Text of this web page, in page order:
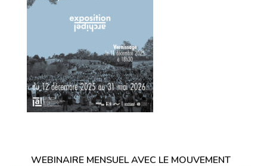
WEBINAIRE MENSUEL AVEC LE MOUVEMENT